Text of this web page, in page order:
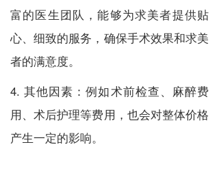
富的医生团队，能够为求美者提供贴
心、细致的服务，确保手术效果和求美
者的满意度。
4. 其他因素：例如术前检查、麻醉费
用、术后护理等费用，也会对整体价格
产生一定的影响。